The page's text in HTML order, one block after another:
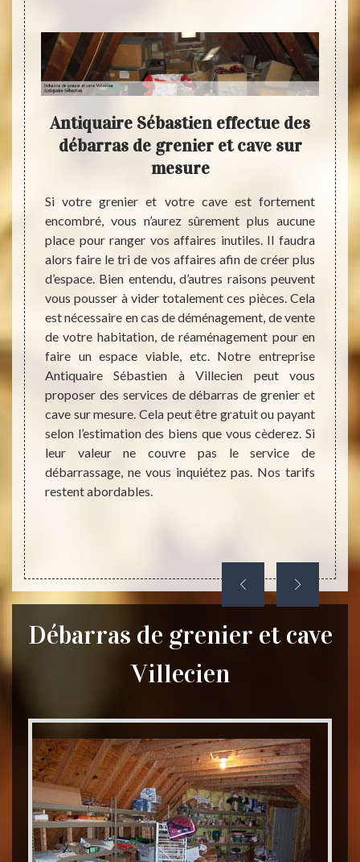
des
rats
et
être
à
ou
tout
à
qui
sur
Antiquaire Sébastien effectue des
débarras de grenier et cave sur
mesure
Si votre grenier et votre cave est fortement
encombré, vous n’aurez sûrement plus aucune
place pour ranger vos affaires inutiles. Il faudra
alors faire le tri de vos affaires afin de créer plus
d’espace. Bien entendu, d’autres raisons peuvent
vous pousser à vider totalement ces pièces. Cela
est nécessaire en cas de déménagement, de vente
de votre habitation, de réaménagement pour en
faire un espace viable, etc. Notre entreprise
Antiquaire Sébastien à Villecien peut vous
proposer des services de débarras de grenier et
cave sur mesure. Cela peut être gratuit ou payant
selon l’estimation des biens que vous cèderez. Si
leur valeur ne couvre pas le service de
débarrassage, ne vous inquiétez pas. Nos tarifs
restent abordables.
Il
ces
de
dans
dans
nous
Débarras de grenier et cave
Villecien